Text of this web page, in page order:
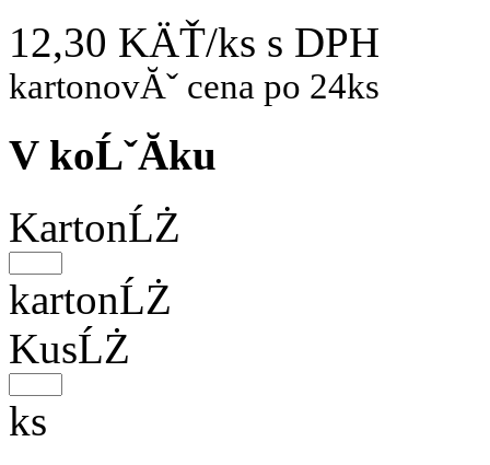
12,30 KÄŤ/ks s DPH
kartonovĂˇ cena po 24ks
V koĹˇĂ­ku
KartonĹŻ
kartonĹŻ
KusĹŻ
ks